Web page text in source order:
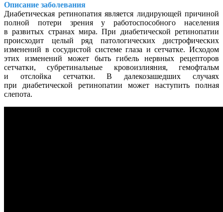
Описание заболевания
Диабетическая ретинопатия является лидирующей причиной
полной потери зрения у работоспособного населения
в развитых странах мира. При диабетической ретинопатии
происходит целый ряд патологических дистрофических
изменений в сосудистой системе глаза и сетчатке. Исходом
этих изменений может быть гибель нервных рецепторов
сетчатки, субретинальные кровоизлияния, гемофтальм
и отслойка сетчатки. В далекозашедших случаях
при диабетической ретинопатии может наступить полная
слепота.